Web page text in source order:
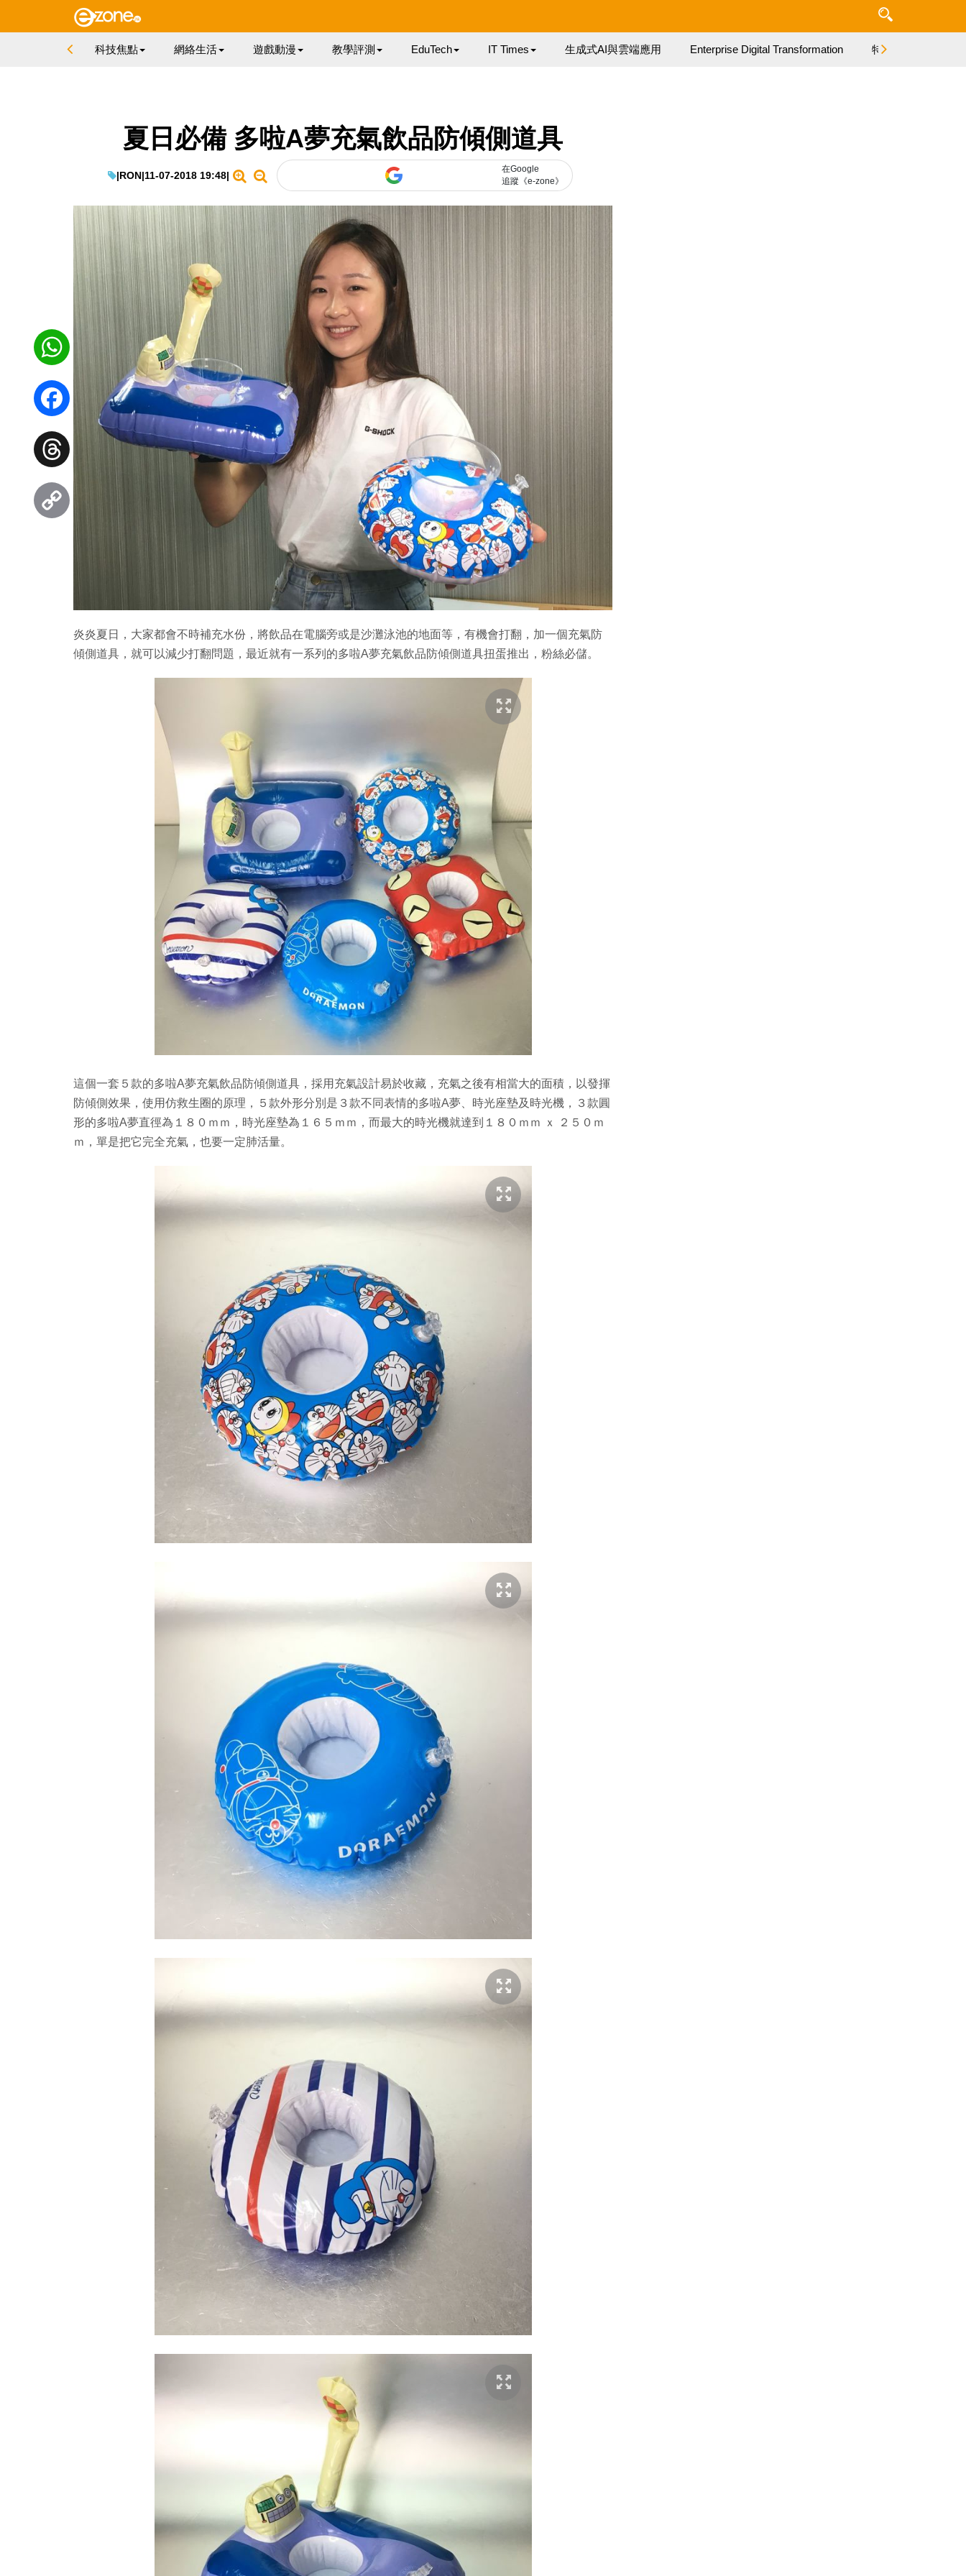
科技焦點 網絡生活 遊戲動漫 教學評測 EduTech IT Times 生成式AI與雲端應用 Enterprise Digital Transformation 特集
夏日必備 多啦A夢充氣飲品防傾側道具
|RON|11-07-2018 19:48|
在Google
追蹤《e-zone》
炎炎夏日，大家都會不時補充水份，將飲品在電腦旁或是沙灘泳池的地面等，有機會打翻，加一個充氣防
傾側道具，就可以減少打翻問題，最近就有一系列的多啦A夢充氣飲品防傾側道具扭蛋推出，粉絲必儲。
這個一套５款的多啦A夢充氣飲品防傾側道具，採用充氣設計易於收藏，充氣之後有相當大的面積，以發揮
防傾側效果，使用仿救生圈的原理，５款外形分別是３款不同表情的多啦A夢、時光座墊及時光機，３款圓
形的多啦A夢直徑為１８０ｍｍ，時光座墊為１６５ｍｍ，而最大的時光機就達到１８０ｍｍ ｘ ２５０ｍ
ｍ，單是把它完全充氣，也要一定肺活量。
WhatsApp
Facebook
Threads